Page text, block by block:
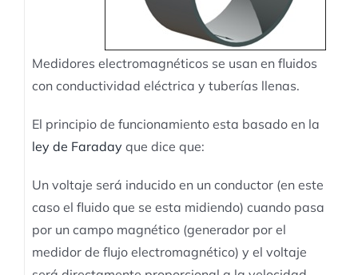
Medidores electromagnéticos se usan en fluidos
con conductividad eléctrica y tuberías llenas.
El principio de funcionamiento esta basado en la
ley de Faraday que dice que:
Un voltaje será inducido en un conductor (en este
caso el fluido que se esta midiendo) cuando pasa
por un campo magnético (generador por el
medidor de flujo electromagnético) y el voltaje